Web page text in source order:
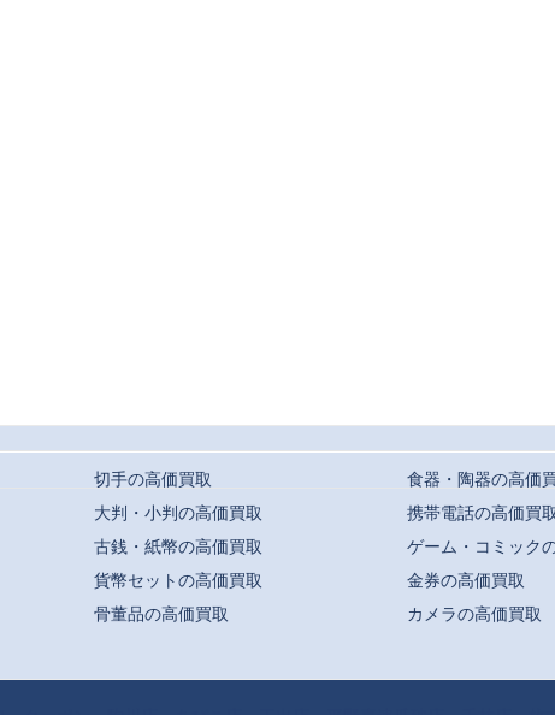
切手の高価買取
大判・小判の高価買取
古銭・紙幣の高価買取
貨幣セットの高価買取
骨董品の高価買取
食器・陶器の高価
携帯電話の高価買取
ゲーム・コミック
金券の高価買取
カメラの高価買取